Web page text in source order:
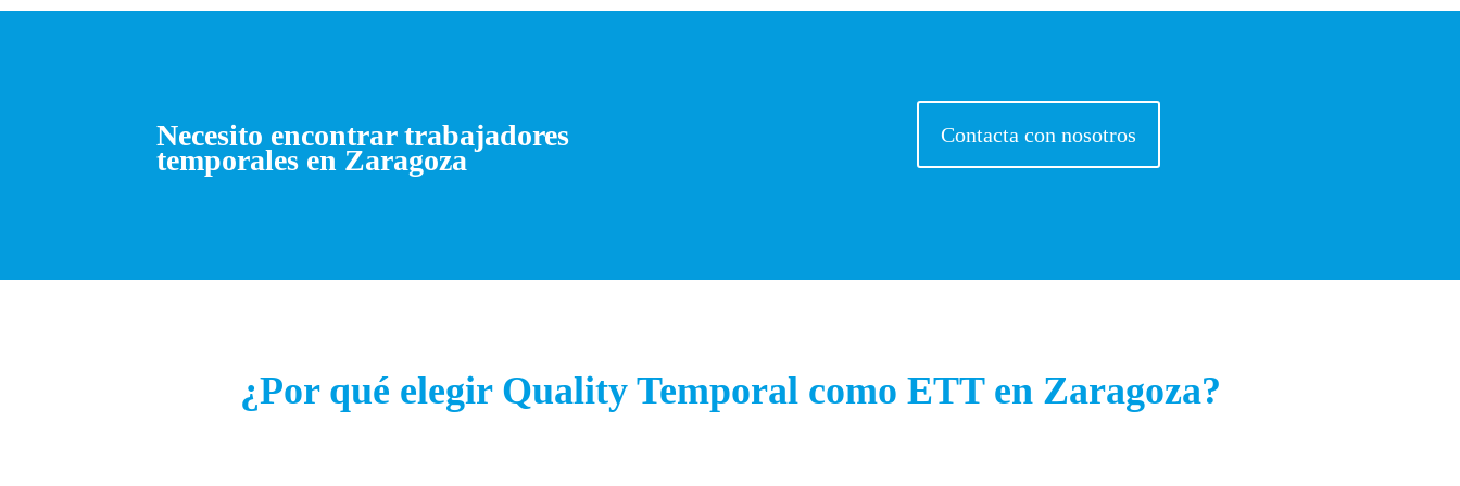
Necesito encontrar trabajadores
temporales en Zaragoza
Contacta con nosotros
¿Por qué elegir Quality Temporal como ETT en Zaragoza?